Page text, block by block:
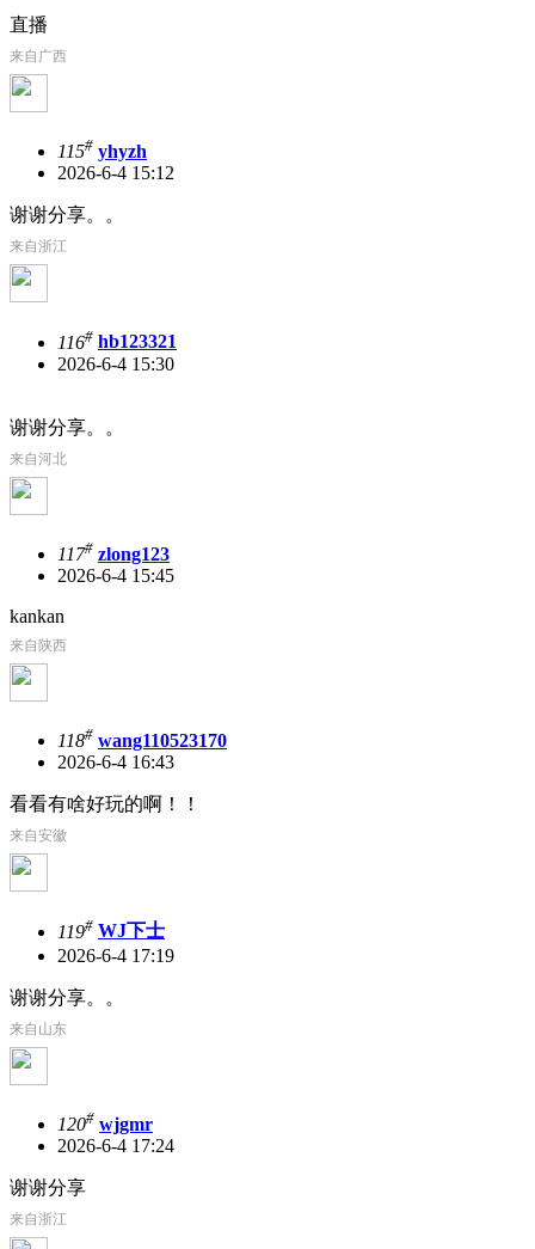
直播
来自广西
115# yhyzh
2026-6-4 15:12
谢谢分享。。
来自浙江
116# hb123321
2026-6-4 15:30
谢谢分享。。
来自河北
117# zlong123
2026-6-4 15:45
kankan
来自陕西
118# wang110523170
2026-6-4 16:43
看看有啥好玩的啊！！
来自安徽
119# WJ下士
2026-6-4 17:19
谢谢分享。。
来自山东
120# wjgmr
2026-6-4 17:24
谢谢分享
来自浙江